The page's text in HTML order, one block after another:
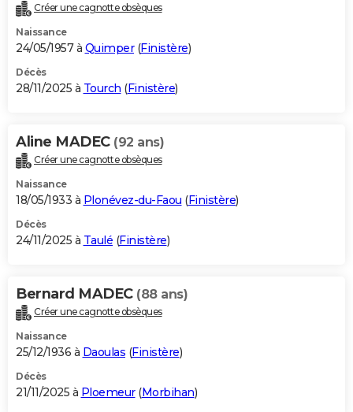
Créer une cagnotte obsèques
Naissance
24/05/1957 à Quimper(Finistère)
Décès
28/11/2025 à Tourch (Finistère)
Aline MADEC (92 ans)
Créer une cagnotte obsèques
Naissance
18/05/1933 à Plonévez-du-Faou (Finistère)
Décès
24/11/2025 à Taulé (Finistère)
Bernard MADEC (88 ans)
Créer une cagnotte obsèques
Naissance
25/12/1936 à Daoulas (Finistère)
Décès
21/11/2025 à Ploemeur(Morbihan)